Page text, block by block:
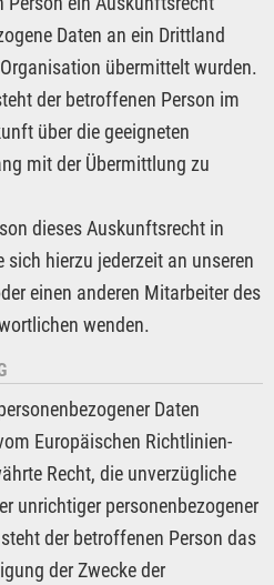
Daten an ein Drittland
übermittelt wurden.
der betroffenen Person im
über die geeigneten
mit der Übermittlung zu
dieses Auskunftsrecht in
hierzu jederzeit an unseren
einen anderen Mitarbeiter des
wenden.
Daten
Europäischen Richtlinien-
Recht, die unverzügliche
unrichtiger personenbezogener
der betroffenen Person das
der Zwecke der